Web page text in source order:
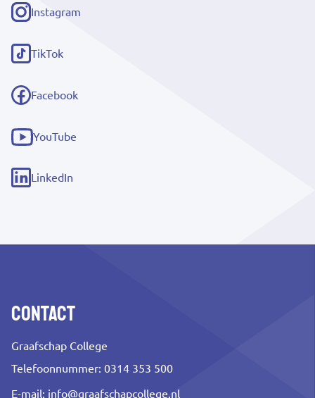
Instagram
(externe
link)
TikTok
(externe
link)
Facebook
(externe
link)
YouTube
(externe
link)
LinkedIn
(externe
Contact
Graafschap College
Telefoonnummer: 0314 353 500
E-mail: info@graafschapcollege.nl